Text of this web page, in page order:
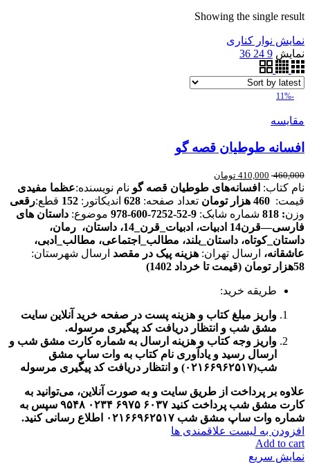
Showing the single result
نمایش نوار کناری
نمایش 9
24
36
-11%
مقایسه
افسانه طوطیان قصه گو
460,000
410,000 تومان
نام کتاب: افسانه‌های طوطیان قصه گو نام نویسنده:عظما مفیدی
قیمت:
تعداد صفحه: اندیکاتور: قطع:رقعی
وزن: 818 شماره شابک: موضوع: داستان های
فارسی—قرن14
ادبیات، ادبیات_قرن_14، داستان، رمان،
داستان_کوتاه، داستان_بلند، مطالب_اجتماعی، مطالب_ادبی،
عاشقانه، ارسال تهران: هزینه پیک در مقصد ارسال شهرستان:
58هزار تومان (قیمت تا خرداد 1402)
طریقه خرید:
واریز مبلغ کتاب و هزینه پست در صفحه خرید آنلاین سایت
مشق شب و انتظار دریافت کد پیگیری مرسوله.
واریز وجه کتاب و هزینه ارسال به شماره کارت مشق شب و
ارسال رسید و یادآوری نام کتاب به وات ساپ مشق
شب(۰۲۱۶۶۹۶۲۵۱۷) و انتظار دریافت کد پیگیری مرسوله
علاوه بر پرداخت از طریق سایت و به صورت آنلاین، می‌توانید به
کارت مشق شب پرداخت کنید ۶۰۳۷ ۶۹۷۵ ۰۲۳۴ ۹۵۴۸ سپس به
شماره وات ساپ مشق شب ۰۲۱۶۶۹۶۲۵۱۷ اطلاع رسانی کنید.
افزودن به لیست علاقمندی ها
Add to cart
نمایش سریع